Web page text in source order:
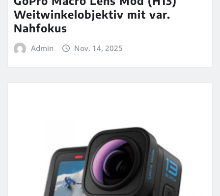
Weitwinkelobjektiv mit var.
Nahfokus
Admin Nov. 14, 2025